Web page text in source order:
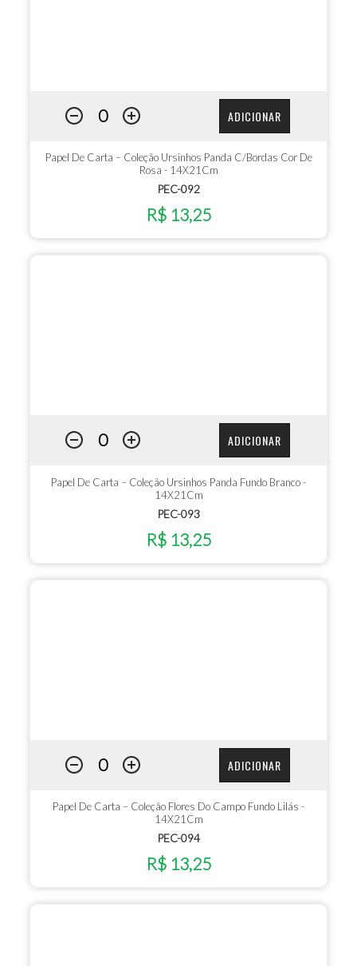
ADICIONAR
Papel De Carta – Coleção Ursinhos Panda C/Bordas Cor De
Rosa - 14X21Cm
PEC-092
R$ 13,25
ADICIONAR
Papel De Carta – Coleção Ursinhos Panda Fundo Branco -
14X21Cm
PEC-093
R$ 13,25
ADICIONAR
Papel De Carta – Coleção Flores Do Campo Fundo Lilás -
14X21Cm
PEC-094
R$ 13,25